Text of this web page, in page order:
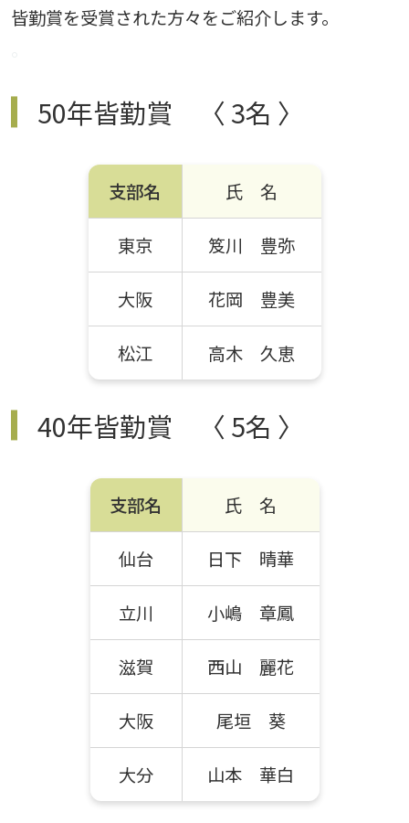
皆勤賞を受賞された方々をご紹介します。
50年皆勤賞 〈 3名 〉
支部名 氏 名
東京 笈川 豊弥
大阪 花岡 豊美
松江 高木 久恵
40年皆勤賞 〈 5名 〉
支部名 氏 名
仙台 日下 晴華
立川 小嶋 章鳳
滋賀 西山 麗花
大阪 尾垣 葵
大分 山本 華白